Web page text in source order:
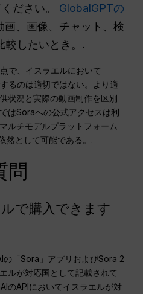
ださい。 GlobalGPTの
画、画像、チャット、検
較したいとき。.
で、イスラエルにおいて
るのは適切ではない。より適
状況と実際の動画制作を区別
はSoraへの公式アクセスは利
ルチモデルプラットフォーム
然として可能である。.
問
で購入できます
「Sora」アプリおよびSora 2
ルが対応国として記載されて
のAPIにおいてイスラエルが対